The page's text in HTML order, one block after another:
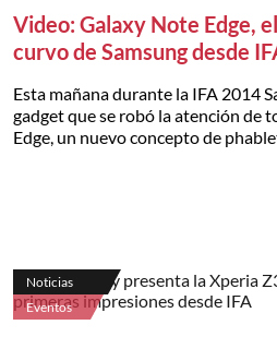
Video: Galaxy Note Edge,
curvo de Samsung desde
Esta mañana durante la IFA 2014
gadget que se robó la atención de
Edge, un nuevo concepto de
Noticias
Eventos